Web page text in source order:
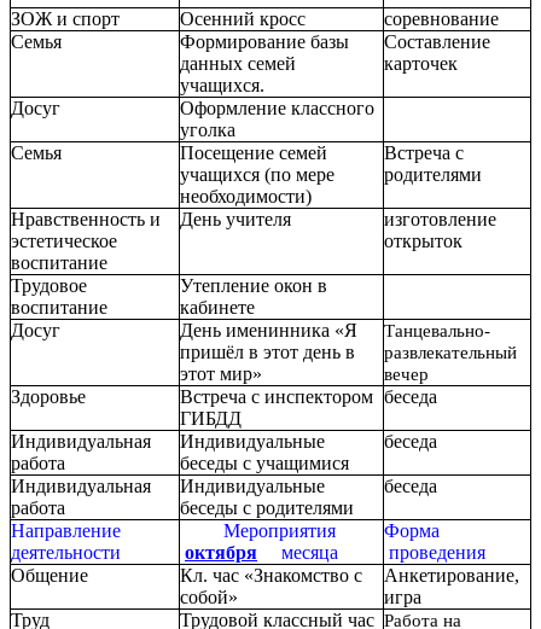
ЗОЖ и спорт Осенний кросс
соревнование
Семья
Формирование базы
данных семей
учащихся.
Составление
карточек
Досуг
Оформление классного
уголка
Семья
Посещение семей
учащихся (по мере
необходимости)
Встреча с
родителями
Нравственность и
эстетическое
воспитание
День учителя
изготовление
открыток
Трудовое
воспитание
Утепление окон в
кабинете
Досуг
День именинника «Я
пришёл в этот день в
этот мир»
Танцевально-
развлекательный
вечер
Здоровье
Встреча с инспектором
ГИБДД
беседа
Индивидуальная
работа
Индивидуальные
беседы с учащимися
беседа
Индивидуальная
работа
Индивидуальные
беседы с родителями
беседа
Направление
деятельности
Мероприятия
октября
месяца
Форма
проведения
Общение
Кл. час «Знакомство с
собой»
Анкетирование,
игра
Труд
Трудовой классный час Работа на